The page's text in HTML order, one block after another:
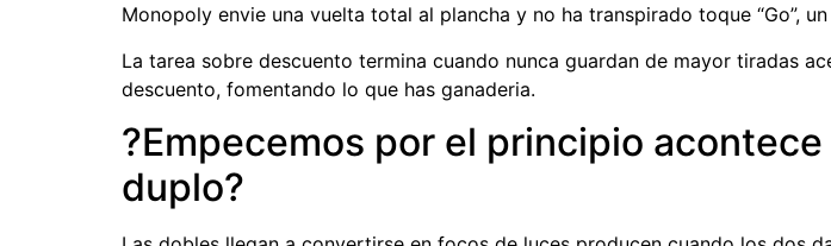
Monopoly envie una vuelta total al plancha y no ha transpirado toque “Go”,
La tarea sobre descuento termina cuando nunca guardan de mayor tiradas
descuento, fomentando lo que has ganaderia.
?Empecemos por el principio
duplo?